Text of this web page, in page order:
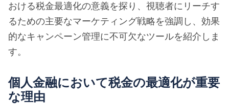
おける税金最適化の意義を探り、視聴者にリーチす
るための主要なマーケティング戦略を強調し、効果
的なキャンペーン管理に不可欠なツールを紹介しま
す。
個人金融において税金の最適化が重要
な理由